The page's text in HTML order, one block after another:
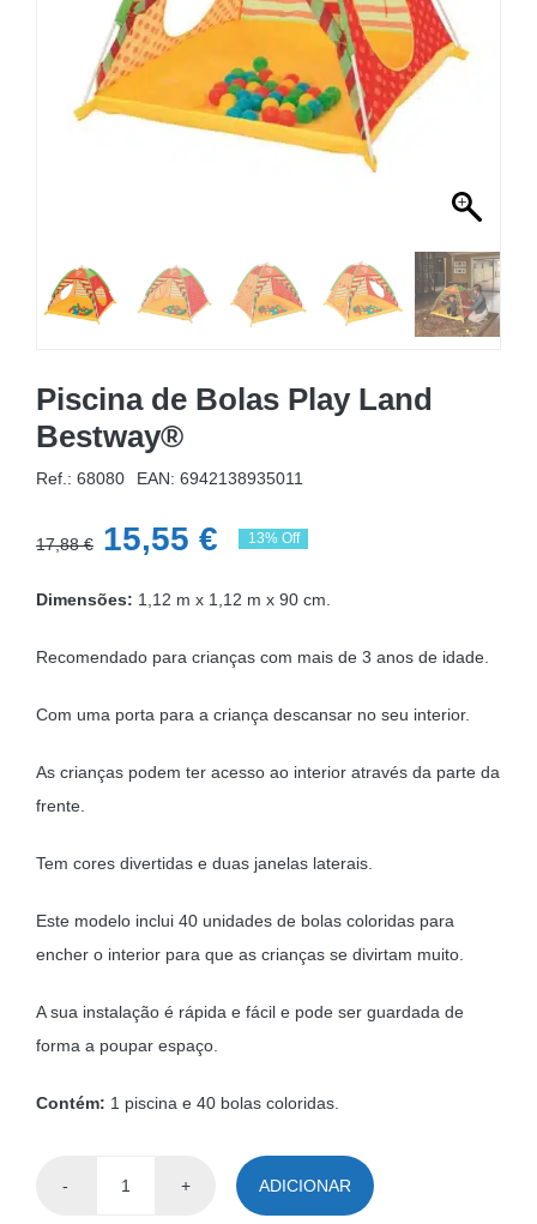
MOBILIÁRIO INSUFLÁVEL
CAMPISMO
ACESSÓRIOS PARA PISCINAS
PEÇAS DE SUBSTITUIÇÃO PARA PISCINAS
Piscina de Bolas Play Land
Bestway®
Ref.: 68080 EAN: 6942138935011
17,88€ O
original
era:
15,55 €O
atual
é:
13% Off
Dimensões: 1,12 m x 1,12 m x 90 cm.
Recomendado para crianças com mais de 3 anos de idade.
Com uma porta para a criança descansar no seu interior.
As crianças podem ter acesso ao interior através da parte da
frente.
Tem cores divertidas e duas janelas laterais.
Este modelo inclui 40 unidades de bolas coloridas para
encher o interior para que as crianças se divirtam muito.
A sua instalação é rápida e fácil e pode ser guardada de
forma a poupar espaço.
Contém: 1 piscina e 40 bolas coloridas.
ADICIONAR